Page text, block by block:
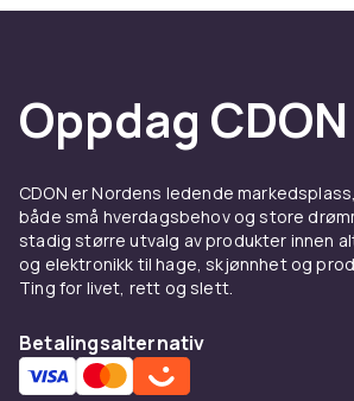
Oppdag CDON
CDON er Nordens ledende
både små hverdagsbehov og store
stadig større utvalg av produkter innen
og elektronikk til hage, skjønnhet og
Ting for livet, rett og slett.
Betalingsalternativ